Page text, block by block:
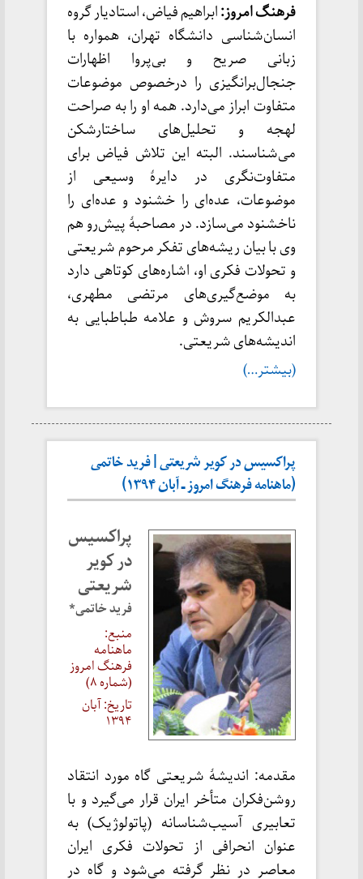
فرهنگ امروز:ابراهیم فیاض، استادیار گروه
انسان‌شناسی دانشگاه تهران، همواره با
زبانی صریح و بی‌پروا اظهارات
جنجال‌برانگیزی را درخصوص موضوعات
متفاوت ابراز می‌دارد. همه او را به صراحت
لهجه و تحلیل‌های ساختارشکن
می‌شناسند. البته این تلاش فیاض برای
متفاوت‌نگری در دایرۀ وسیعی از
موضوعات، عده‌ای را خشنود و عده‌ای را
ناخشنود می‌سازد. در مصاحبۀ پیش‌رو هم
وی با بیان ریشه‌های تفکر مرحوم شریعتی
و تحولات فکری او، اشاره‌های کوتاهی دارد
به موضع‌گیری‌های مرتضی مطهری،
عبدالکریم سروش و علامه طباطبایی به
اندیشه‌های شریعتی.
(بیشتر…)
پراکسیس در کویر شریعتی | فرید خاتمی
(ماهنامه فرهنگ امروز ـ آبان ۱۳۹۴)
پراکسیس
در کویر
شریعتی
فرید خاتمی*
منبع:
ماهنامه
فرهنگ امروز
(شماره ۸)
تاریخ: آبان
۱۳۹۴
مقدمه: اندیشهٔ شریعتی گاه مورد انتقاد
روشن‌فکران متأخر ایران قرار می‌گیرد و با
تعابیری آسیب‌شناسانه (پاتولوژیک) به
عنوان انحرافی از تحولات فکری ایران
معاصر در نظر گرفته می‌شود و گاه در